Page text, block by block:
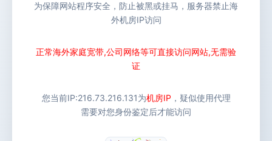
为保障网站程序安全，防止被黑或挂马，服务器禁止海
外机房IP访问
正常海外家庭宽带,公司网络等可直接访问网站,无需验
证
您当前IP:216.73.216.131为机房IP ，疑似使用代理
需要对您身份鉴定后才能访问